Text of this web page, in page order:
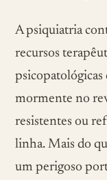
A psiquiatria
recursos
psicopatológicas
mormente no
resistentes ou
linha. Mais do
um perigoso